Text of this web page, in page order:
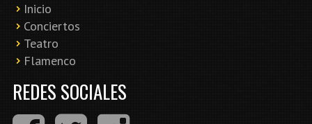
Inicio
Conciertos
Teatro
Flamenco
REDES SOCIALES